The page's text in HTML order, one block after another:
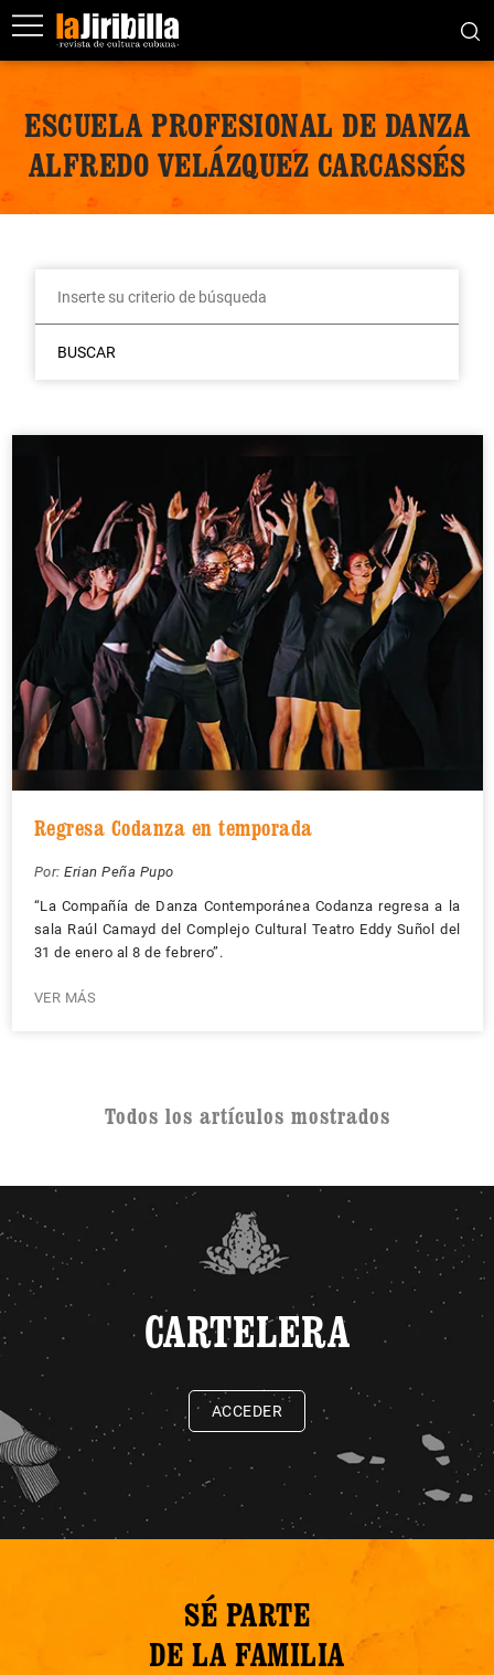
ESCUELA PROFESIONAL DE DANZA
ALFREDO VELÁZQUEZ CARCASSÉS
BUSCAR
Regresa Codanza en temporada
Por: Erian Peña Pupo
“La Compañía de Danza Contemporánea Codanza regresa a la
sala Raúl Camayd del Complejo Cultural Teatro Eddy Suñol del
31 de enero al 8 de febrero”.
VER MÁS
Todos los artículos mostrados
CARTELERA
ACCEDER
SÉ PARTE
DE LA FAMILIA